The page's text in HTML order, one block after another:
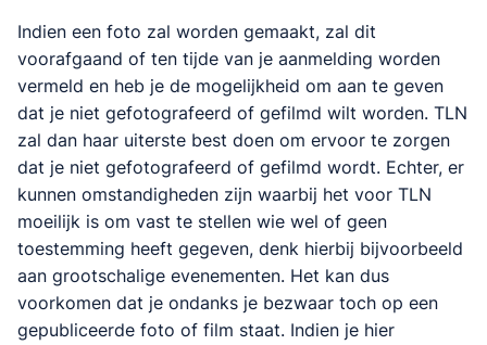
Indien een foto zal worden gemaakt, zal dit
voorafgaand of ten tijde van je aanmelding worden
vermeld en heb je de mogelijkheid om aan te geven
dat je niet gefotografeerd of gefilmd wilt worden. TLN
zal dan haar uiterste best doen om ervoor te zorgen
dat je niet gefotografeerd of gefilmd wordt. Echter, er
kunnen omstandigheden zijn waarbij het voor TLN
moeilijk is om vast te stellen wie wel of geen
toestemming heeft gegeven, denk hierbij bijvoorbeeld
aan grootschalige evenementen. Het kan dus
voorkomen dat je ondanks je bezwaar toch op een
gepubliceerde foto of film staat. Indien je hier